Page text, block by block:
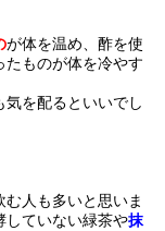
が体を温め、酢を使
たものが体を冷やす
を配るといいでし
む人も多いと思いま
していない緑茶や抹